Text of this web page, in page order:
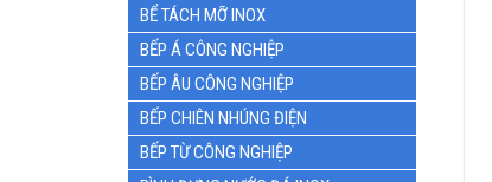
BỂ TÁCH MỠ INOX
BẾP Á CÔNG NGHIỆP
BẾP ÂU CÔNG NGHIỆP
BẾP CHIÊN NHÚNG ĐIỆN
BẾP TỪ CÔNG NGHIỆP